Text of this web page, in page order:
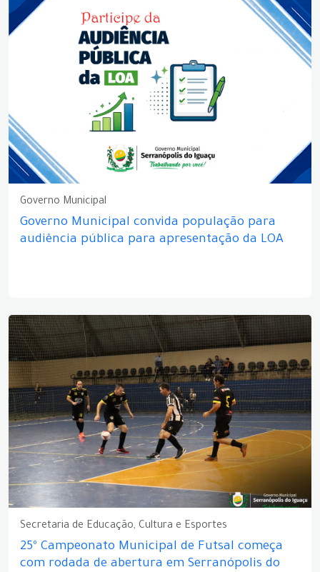
Governo Municipal
Governo Municipal convida população para
audiência pública para apresentação da LOA
Secretaria de Educação, Cultura e Esportes
25º Campeonato Municipal de Futsal começa
com rodada de abertura em Serranópolis do